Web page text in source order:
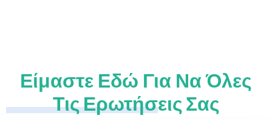
Είμαστε Εδώ Για ΝαΌλες
Τις Ερωτήσεις Σας